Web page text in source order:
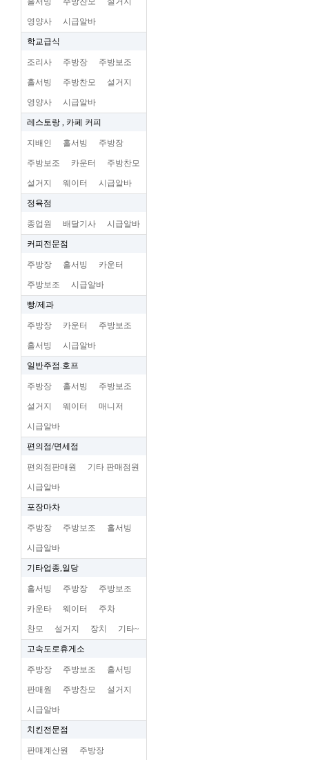
영양사 시급알바
학교급식
조리사 주방장 주방보조
홀서빙 주방찬모 설거지
영양사 시급알바
레스토랑 , 카페 커피
지배인 홀서빙 주방장
주방보조 카운터 주방찬모
설거지 웨이터 시급알바
정육점
종업원 배달기사 시급알바
커피전문점
주방장 홀서빙 카운터
주방보조 시급알바
빵/제과
주방장 카운터 주방보조
홀서빙 시급알바
일반주점.호프
주방장 홀서빙 주방보조
설거지 웨이터 매니저
시급알바
편의점/면세점
편의점판매원 기타 판매점원
시급알바
포장마차
주방장 주방보조 홀서빙
시급알바
기타업종,일당
홀서빙 주방장 주방보조
카운타 웨이터 주차
찬모 설거지 장치 기타~
고속도로휴게소
주방장 주방보조 홀서빙
판매원 주방찬모 설거지
시급알바
치킨전문점
판매계산원 주방장